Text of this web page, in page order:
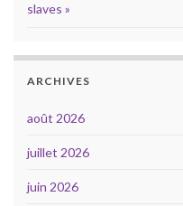
slaves »
ARCHIVES
août 2026
juillet 2026
juin 2026